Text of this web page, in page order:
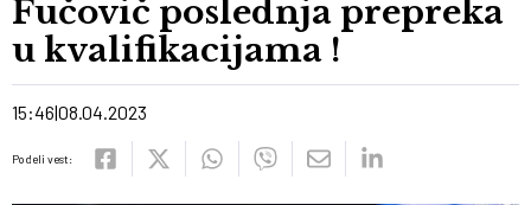
Fučovič poslednja prepreka
u kvalifikacijama !
15:46 08.04.2023
Podeli vest: